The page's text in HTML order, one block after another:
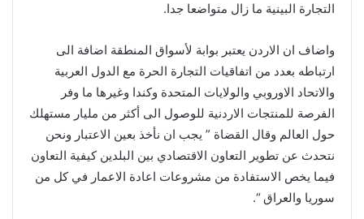
التجارة البينية ما زال متواضعا جدا.
واضاف ان الاردن يعتبر بوابة لأسواق المنطقة اضافة الى
ارتباطه بعدد من اتفاقيات التجارة الحرة مع الدول العربية
والاتحاد الاوروبي والولايات المتحدة وكندا وغيرها ما وفر
الفرصة للمنتجات الاردنية للوصول الى أكثر من مليار مستهلك
حول العالم وقال القضاة ” يجب ان نأخذ بعين الاعتبار ونحن
نتحدث عن تطوير التعاون الاقتصادي بين البلدين كيفية التعاون
فيما يخص الاستفادة من مشروعات اعادة الاعمار في كل من
سوريا والعراق “.